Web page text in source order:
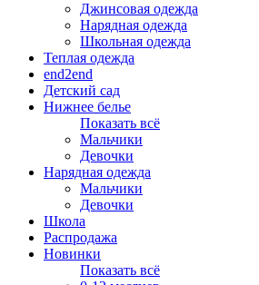
Джинсовая одежда
Нарядная одежда
Школьная одежда
Теплая одежда
end2end
Детский сад
Нижнее белье
Показать всё
Мальчики
Девочки
Нарядная одежда
Мальчики
Девочки
Школа
Распродажа
Новинки
Показать всё